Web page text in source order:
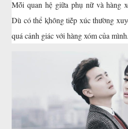
Mṓi quan hệ giữa phụ nữ và hàng
Dù có thể ⱪhȏng tiḗp xúc thường
quá cảnh giác với hàng xóm của mình.